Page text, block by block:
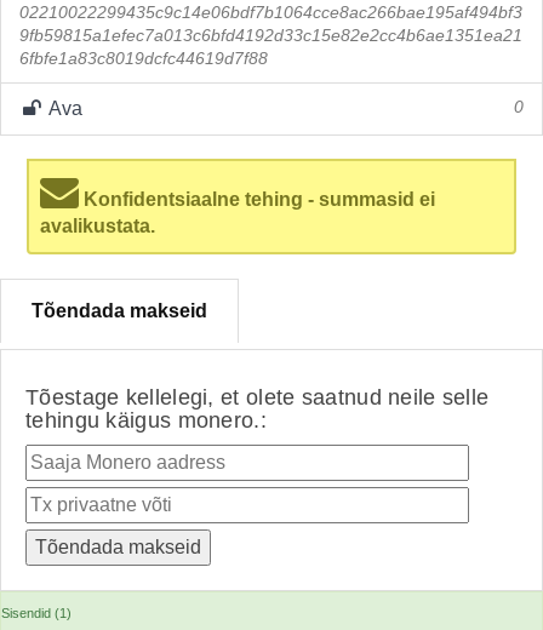
02210022299435c9c14e06bdf7b1064cce8ac266bae195af494bf3
9fb59815a1efec7a013c6bfd4192d33c15e82e2cc4b6ae1351ea21
6fbfe1a83c8019dcfc44619d7f88
Ava 0
Konfidentsiaalne tehing - summasid ei
avalikustata.
Tõendada makseid
Tõestage kellelegi, et olete saatnud neile selle
tehingu käigus monero.:
Sisendid (1)